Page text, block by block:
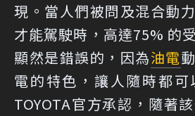
現。當人們被問及混合動
才能駕駛時，高達75% 的
顯然是錯誤的，因為油電
電的特色，讓人隨時都可
TOYOTA官方承認，隨著